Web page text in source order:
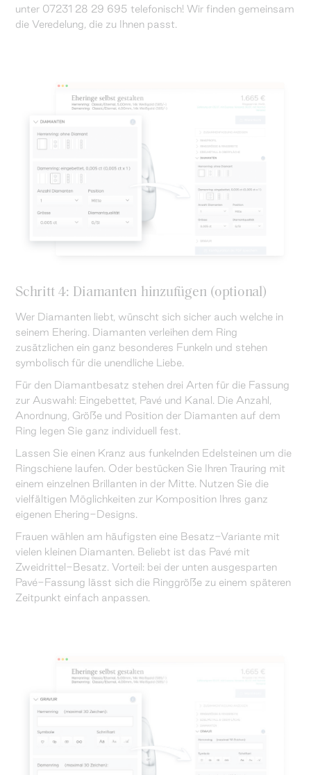
unter 07231 28 29 695 telefonisch! Wir finden gemeinsam
die Veredelung, die zu Ihnen passt.
Schritt 4: Diamanten hinzufügen (optional)
Wer Diamanten liebt, wünscht sich sicher auch welche in
seinem Ehering. Diamanten verleihen dem Ring
zusätzlichen ein ganz besonderes Funkeln und stehen
symbolisch für die unendliche Liebe.
Für den Diamantbesatz stehen drei Arten für die Fassung
zur Auswahl: Eingebettet, Pavé und Kanal. Die Anzahl,
Anordnung, Größe und Position der Diamanten auf dem
Ring legen Sie ganz individuell fest.
Lassen Sie einen Kranz aus funkelnden Edelsteinen um die
Ringschiene laufen. Oder bestücken Sie Ihren Trauring mit
einem einzelnen Brillanten in der Mitte. Nutzen Sie die
vielfältigen Möglichkeiten zur Komposition Ihres ganz
eigenen Ehering-Designs.
Frauen wählen am häufigsten eine Besatz-Variante mit
vielen kleinen Diamanten. Beliebt ist das Pavé mit
Zweidrittel-Besatz. Vorteil: bei der unten ausgesparten
Pavé-Fassung lässt sich die Ringgröße zu einem späteren
Zeitpunkt einfach anpassen.